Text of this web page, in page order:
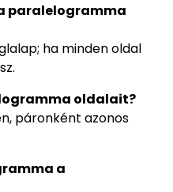
paralelogramma
ha minden oldal
oldalait?
páronként azonos
a